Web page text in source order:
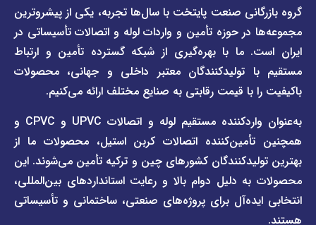
صنعت پایتخت با سال‌ها تجربه، یکی از پیشروترین
حوزه تأمین و واردات لوله و اتصالات تأسیساتی در
ما با بهره‌گیری از شبکه گسترده تأمین و ارتباط
تولیدکنندگان معتبر داخلی و جهانی، محصولات
با قیمت رقابتی به صنایع مختلف ارائه می‌کنیم.
به‌عنوان واردکننده مستقیم لوله و اتصالات UPVC و CPVC و
اتصالات کربن استیل، محصولات ما از
کشورهای چین و ترکیه تأمین می‌شوند. این
دلیل دوام بالا و رعایت استانداردهای بین‌المللی،
برای پروژه‌های صنعتی، ساختمانی و تأسیساتی
دسترسی
سریع
صفحه
لیست
قیمت
صفحه
برند
پیمتاش
صفحه
برند
فاراب
دسترسی
سریع
درباره
ما
قوانین
و
مقررات
وبلاگ
خبری